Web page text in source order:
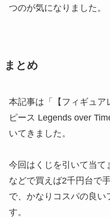
つのが気になりました。
まとめ
本記事は「【フィギュア
ピース Legends over
いてきました。
今回はくじを引いて当て
などで買えば2千円台で
で、かなりコスパの良い
す。